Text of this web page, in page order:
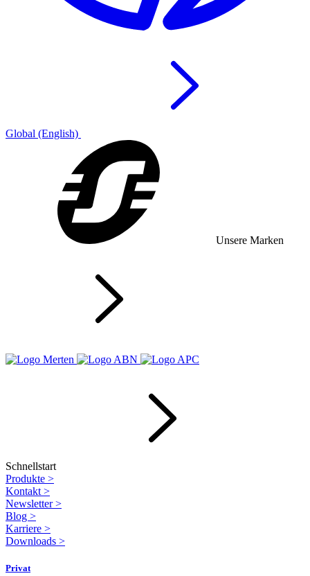
Global (English)
Unsere Marken
Schnellstart
Produkte >
Kontakt >
Newsletter>
Blog >
Karriere >
Downloads >
Privat